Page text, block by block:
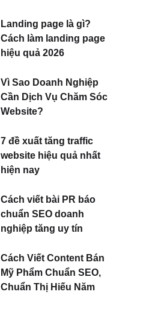
Landing page là gì?
Cách làm landing page
hiệu quả 2026
Vì Sao Doanh Nghiệp
Cần Dịch Vụ Chăm Sóc
Website?
7 đề xuất tăng traffic
website hiệu quả nhất
hiện nay
Cách viết bài PR báo
chuẩn SEO doanh
nghiệp tăng uy tín
Cách Viết Content Bán
Mỹ Phẩm Chuẩn SEO,
Chuẩn Thị Hiếu Năm